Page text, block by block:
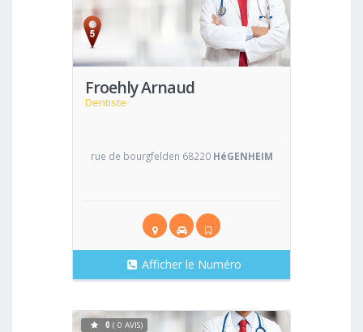
Froehly Arnaud
Dentiste
Voir
rue de bourgfelden 68220 HéGENHEIM
Afficher le Numéro
0 ( 0 AVIS)